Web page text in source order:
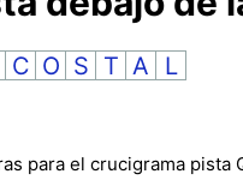
C O S T A L
para el crucigrama pista